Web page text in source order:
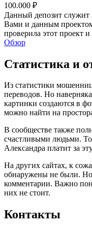
100.000 ₽
Данный депозит служит
Вами и данным
проверила этот проект и
Обзор
Статистика и
Из статистики
переводов. Но
картинки создаются в
можно найти на
В сообществе также
счастливыми людьми.
Александра платит за
На других сайтах, к
обнаружены не были.
комментарии. Важно
них не стоит.
Контакты